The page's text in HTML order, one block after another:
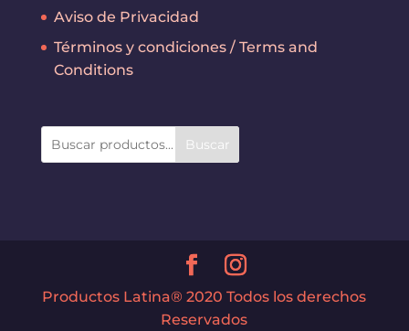
Aviso de Privacidad
Términos y condiciones / Terms and
Conditions
Buscar
Productos Latina® 2020 Todos los derechos
Reservados